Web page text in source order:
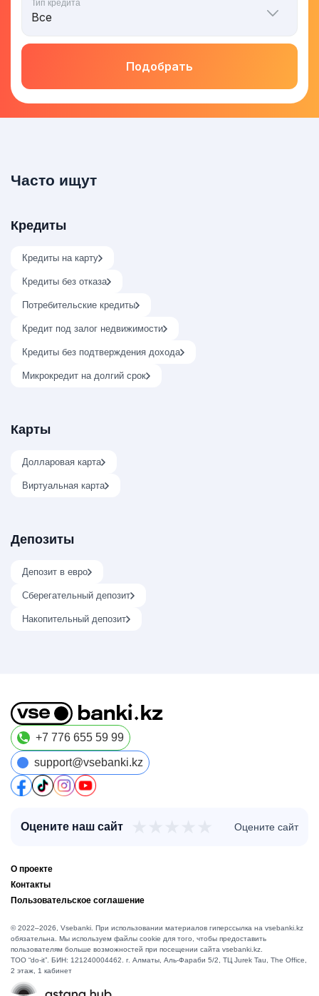
Тип кредита
Подобрать
Часто ищут
Кредиты
Кредиты на карту
Кредиты без отказа
Потребительские кредиты
Кредит под залог недвижимости
Кредиты без подтверждения дохода
Микрокредит на долгий срок
Карты
Долларовая карта
Виртуальная карта
Депозиты
Депозит в евро
Сберегательный депозит
Накопительный депозит
+7 776 655 59 99
support@vsebanki.kz
Оцените наш сайт Оцените сайт
О проекте
Контакты
Пользовательское соглашение
© 2022–2026, Vsebanki. При использовании материалов гиперссылка на vsebanki.kz
обязательна. Мы используем файлы cookie для того, чтобы предоставить
пользователям больше возможностей при посещении сайта vsebanki.kz.
TOO “do-it”. БИН: 121240004462. г. Алматы, ​Аль-Фараби 5/2, ТЦ Jurek Tau, The Office,
2 этаж, 1 кабинет